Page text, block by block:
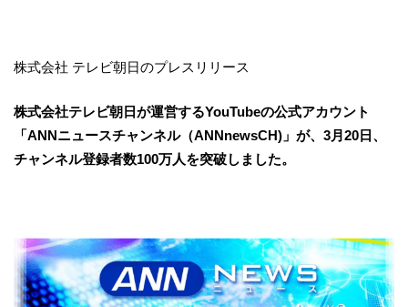
株式会社 テレビ朝日のプレスリリース
株式会社テレビ朝日が運営するYouTubeの公式アカウント
「ANNニュースチャンネル（ANNnewsCH)」が、3月20日、
チャンネル登録者数100万人を突破しました。